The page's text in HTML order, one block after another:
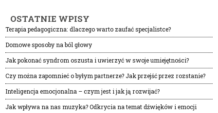
OSTATNIE WPISY
Terapia pedagogiczna: dlaczego warto zaufać specjalistce?
Domowe sposoby na ból głowy
Jak pokonać syndrom oszusta i uwierzyć w swoje umiejętności?
Czy można zapomnieć o byłym partnerze? Jak przejść przez rozstanie?
Inteligencja emocjonalna – czym jest i jak ją rozwijać?
Jak wpływa na nas muzyka? Odkrycia na temat dźwięków i emocji